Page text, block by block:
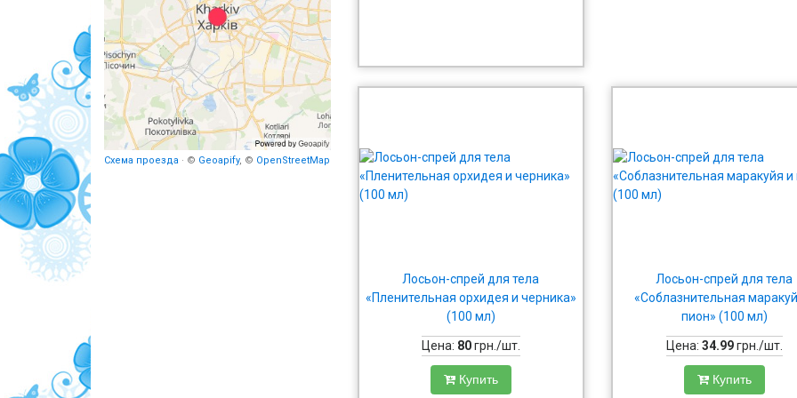
Схема проезда · © Geoapify, © OpenStreetMap
Лосьон-спрей для тела
«Пленительная орхидея и черника»
(100 мл)
Цена: 80грн./шт.
Купить
Лосьон-спрей для тела
«Соблазнительная
пион» (100 мл)
Цена: 34.99грн./шт.
Купить